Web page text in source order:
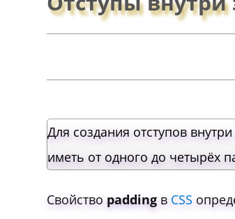
Для создания отступов
иметь от одного до четырёх
Свойство paddingв CSS